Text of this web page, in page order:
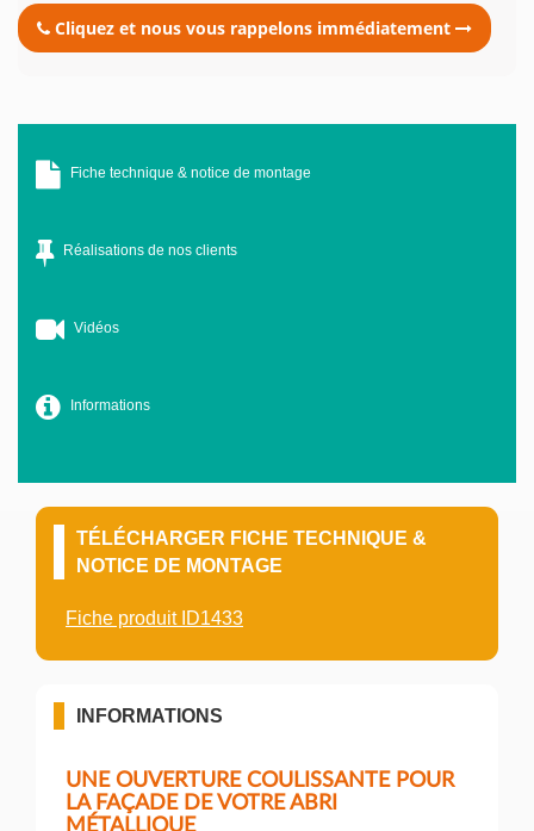
Cliquez et nous vous rappelons immédiatement
Fiche technique & notice de montage
Réalisations de nos clients
Vidéos
Informations
TÉLÉCHARGER FICHE TECHNIQUE &
NOTICE DE MONTAGE
Fiche produit ID1433
INFORMATIONS
UNE OUVERTURE COULISSANTE POUR
LA FAÇADE DE VOTRE ABRI
MÉTALLIQUE